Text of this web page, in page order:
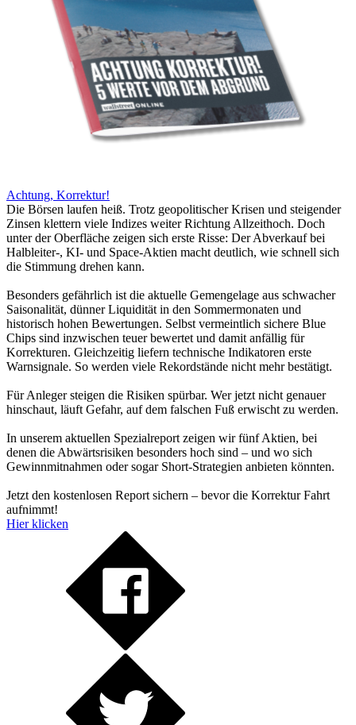
Achtung, Korrektur!
Die Börsen laufen heiß. Trotz geopolitischer Krisen und steigender
Zinsen klettern viele Indizes weiter Richtung Allzeithoch. Doch
unter der Oberfläche zeigen sich erste Risse: Der Abverkauf bei
Halbleiter-, KI- und Space-Aktien macht deutlich, wie schnell sich
die Stimmung drehen kann.
Besonders gefährlich ist die aktuelle Gemengelage aus schwacher
Saisonalität, dünner Liquidität in den Sommermonaten und
historisch hohen Bewertungen. Selbst vermeintlich sichere Blue
Chips sind inzwischen teuer bewertet und damit anfällig für
Korrekturen. Gleichzeitig liefern technische Indikatoren erste
Warnsignale. So werden viele Rekordstände nicht mehr bestätigt.
Für Anleger steigen die Risiken spürbar. Wer jetzt nicht genauer
hinschaut, läuft Gefahr, auf dem falschen Fuß erwischt zu werden.
In unserem aktuellen Spezialreport zeigen wir fünf Aktien, bei
denen die Abwärtsrisiken besonders hoch sind – und wo sich
Gewinnmitnahmen oder sogar Short-Strategien anbieten könnten.
Jetzt den kostenlosen Report sichern – bevor die Korrektur Fahrt
aufnimmt!
Hier klicken